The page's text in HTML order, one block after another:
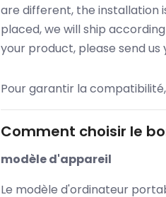
are different, the installation
placed, we will ship
your product, please send
Pour garantir la
Comment choisir le
modèle d'appareil
Le modèle d'ordinateur